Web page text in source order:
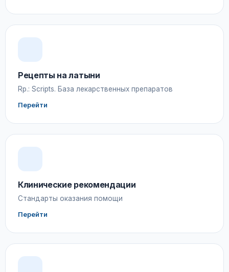
Рецепты на латыни
Rp.: Scripts. База лекарственных препаратов
Перейти
Клинические рекомендации
Стандарты оказания помощи
Перейти